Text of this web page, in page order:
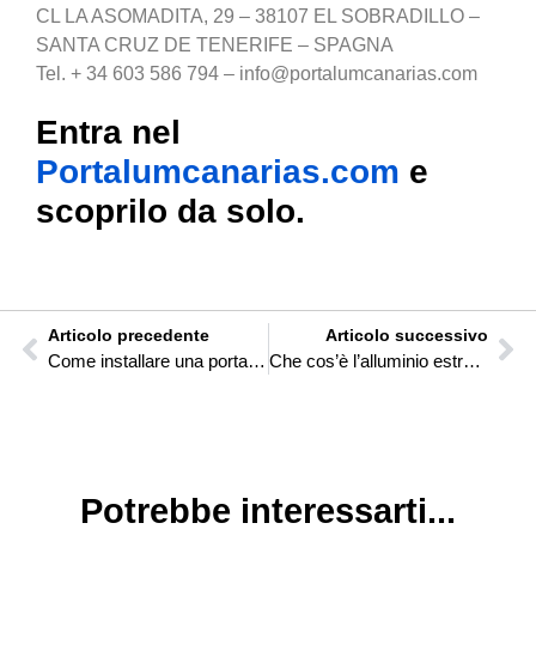
CL LA ASOMADITA, 29 – 38107 EL SOBRADILLO –
SANTA CRUZ DE TENERIFE – SPAGNA
Tel. + 34 603 586 794 – info@portalumcanarias.com
Entra nel
Portalumcanarias.com e
scoprilo da solo.
Articolo precedente
Come installare una porta scorrevole automatica per garage esterna
Articolo successivo
Che cos’è l’alluminio estruso o estruso?
Potrebbe interessarti...